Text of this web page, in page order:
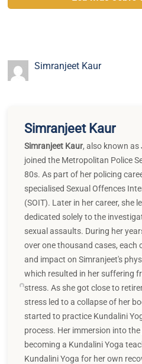
Simranjeet Kaur
Simranjeet Kaur
Simranjeet Kaur,also known as
joined the Metropolitan Police
80s. As part of her policing
specialised Sexual Offences
(SOIT). Later in her career, she
dedicated solely to the
sexual assaults. During her
over one thousand cases,
and impact on Simranjeet's
which resulted in her suffering
stress. As she got close to
stress led to a collapse of her
started to practice Kundalini
process. Her immersion into
becoming a Kundalini Yoga
Kundalini Yoga for her own